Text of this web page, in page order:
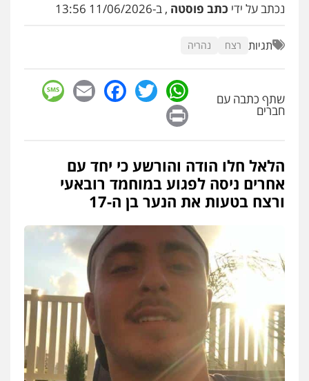
עו"ד שלומי שרון
עו"ד אלון קריטי
עו"ד דפנה לביא
משפחה גישור
0507206063
עו"ד זוהר ארבל
פלילי פשיעה חמורה מעצרים וחקירות
קטינים
0538788878
עו"ד אסף דוק
פלילי עבירות מין סמים והימורים פשיעה
חמורה חקירות ומעצרים צווארון לבן והונאה
נכתב על ידי כתב פוסטה , ב-11/06/2026 13:56
תגיות רצח נהריה
שתף כתבה עם
חברים
WhatsApp
Twitter
Facebook
Email
הלאל חלו הודה והורשע כי יחד עם
אחרים ניסה לפגוע במוחמד רובאעי
ורצח בטעות את הנער בן ה-17